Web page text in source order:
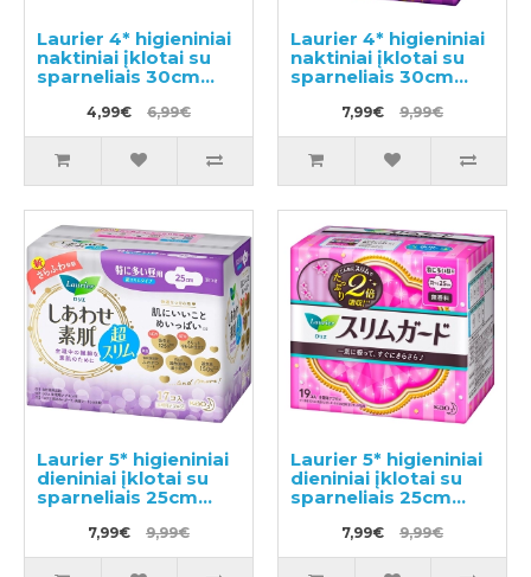
Laurier 4* higieniniai
naktiniai įklotai su
sparneliais 30cm
4,99€ 6,99€
Laurier 4* higieniniai
naktiniai įklotai su
sparneliais 30cm
7,99€ 9,99€
Laurier 5* higieniniai
dieniniai įklotai su
sparneliais 25cm
7,99€ 9,99€
Laurier 5* higieniniai
dieniniai įklotai su
sparneliais 25cm
7,99€ 9,99€